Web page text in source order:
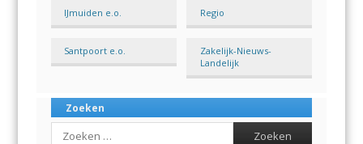
IJmuiden e.o. Regio
Santpoort e.o.
Zakelijk-Nieuws-
Landelijk
Zoeken
Search